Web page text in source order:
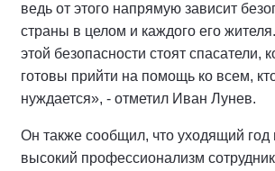
ведь от этого напрямую зависит
страны в целом и каждого его
этой безопасности стоят спасатели,
готовы прийти на помощь ко всем,
нуждается», - отметил Иван Лунев.
Он также сообщил, что уходящий год
высокий профессионализм